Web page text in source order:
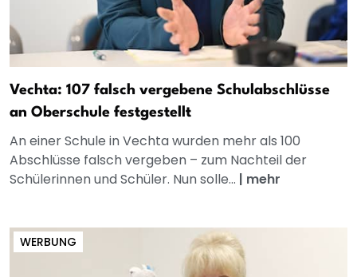
Vechta: 107 falsch vergebene Schulabschlüsse
an Oberschule festgestellt
An einer Schule in Vechta wurden mehr als 100
Abschlüsse falsch vergeben – zum Nachteil der
Schülerinnen und Schüler. Nun solle... | mehr
WERBUNG